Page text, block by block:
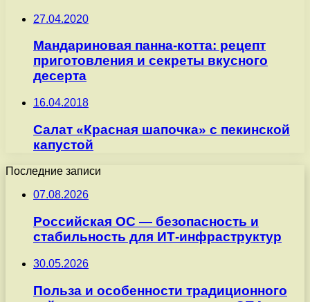
27.04.2020
Мандариновая панна-котта: рецепт
приготовления и секреты вкусного
десерта
16.04.2018
Салат «Красная шапочка» с пекинской
капустой
Последние записи
07.08.2026
Российская ОС — безопасность и
стабильность для ИТ-инфраструктур
30.05.2026
Польза и особенности традиционного